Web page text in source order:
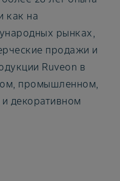
как на
рынках,
продажи и
Ruveon в
промышленном,
декоративном